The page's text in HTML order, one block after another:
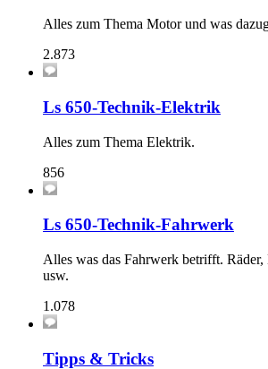
Alles zum Thema Motor und was
2.873
Ls 650-Technik-Elektrik
Alles zum Thema Elektrik.
856
Ls 650-Technik-Fahrwerk
Alles was das Fahrwerk betrifft. Räder,
usw.
1.078
Tipps & Tricks